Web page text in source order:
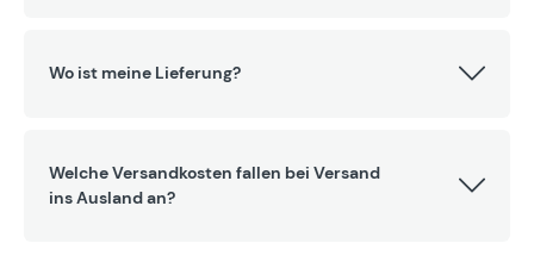
Wo ist meine Lieferung?
Welche Versandkosten fallen bei Versand
ins Ausland an?